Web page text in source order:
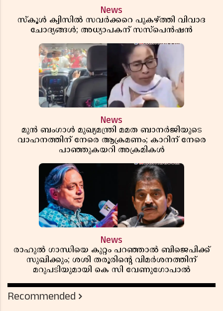
News
സ്കൂൾ ക്വിസിൽ സവർക്കറെ പുകഴ്ത്തി വിവാദ
ചോദ്യങ്ങൾ; അധ്യാപകന് സസ്പെൻഷൻ
News
മുൻ ബംഗാൾ മുഖ്യമന്ത്രി മമത ബാനർജിയുടെ
വാഹനത്തിന് നേരെ ആക്രമണം; കാറിന് നേരെ
പാഞ്ഞുകയറി അക്രമികൾ
News
രാഹുൽ ഗാന്ധിയെ കുറ്റം പറഞ്ഞാൽ ബിജെപിക്ക്
സുഖിക്കും; ശശി തരൂരിന്റെ വിമർശനത്തിന്
മറുപടിയുമായി കെ സി വേണുഗോപാൽ
Recommended